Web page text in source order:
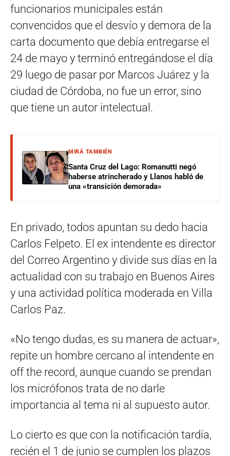
funcionarios municipales están
convencidos que el desvío y demora de la
carta documento que debía entregarse el
24 de mayo y terminó entregándose el día
29 luego de pasar por Marcos Juárez y la
ciudad de Córdoba, no fue un error, sino
que tiene un autor intelectual.
MIRÁ TAMBIÉN
Santa Cruz del Lago: Romanutti negó
haberse atrincherado y Llanos habló de
una «transición demorada»
En privado, todos apuntan su dedo hacia
Carlos Felpeto. El ex intendente es director
del Correo Argentino y divide sus días en la
actualidad con su trabajo en Buenos Aires
y una actividad política moderada en Villa
Carlos Paz.
«No tengo dudas, es su manera de actuar»,
repite un hombre cercano al intendente en
off the record, aunque cuando se prendan
los micrófonos trata de no darle
importancia al tema ni al supuesto autor.
Lo cierto es que con la notificación tardía,
recién el 1 de junio se cumplen los plazos